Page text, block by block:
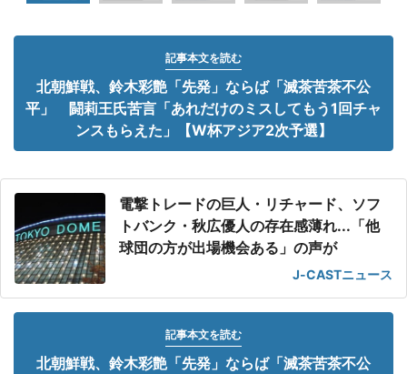
記事本文を読む
北朝鮮戦、鈴木彩艶「先発」ならば「滅茶苦茶不公
平」 闘莉王氏苦言「あれだけのミスしてもう1回チャ
ンスもらえた」【W杯アジア2次予選】
電撃トレードの巨人・リチャード、ソフ
トバンク・秋広優人の存在感薄れ...「他
球団の方が出場機会ある」の声が
J-CASTニュース
記事本文を読む
北朝鮮戦、鈴木彩艶「先発」ならば「滅茶苦茶不公